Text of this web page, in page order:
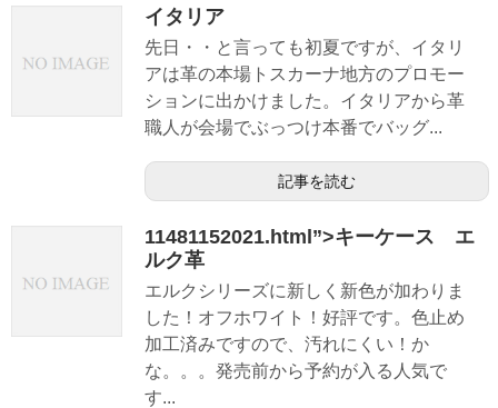
イタリア
先日・・と言っても初夏ですが、イタリ
アは革の本場トスカーナ地方のプロモー
ションに出かけました。イタリアから革
職人が会場でぶっつけ本番でバッグ...
記事を読む
11481152021.html”>キーケース エ
ルク革
エルクシリーズに新しく新色が加わりま
した！オフホワイト！好評です。色止め
加工済みですので、汚れにくい！か
な。。。発売前から予約が入る人気で
す...